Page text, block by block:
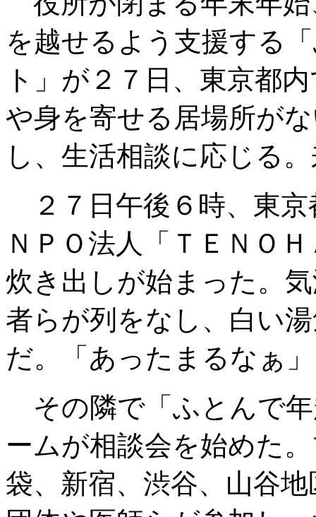
を越せるよう支援する
ト」が２７日、東京都
や身を寄せる居場所が
し、生活相談に応じる
２７日午後６時、東京
ＮＰＯ法人「ＴＥＮＯ
炊き出しが始まった。
者らが列をなし、白い
だ。「あったまるなぁ
その隣で「ふとんで
ームが相談会を始めた
袋、新宿、渋谷、山谷